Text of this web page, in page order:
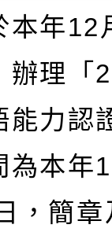
本年12
辦理「
能力認
為本年
，簡